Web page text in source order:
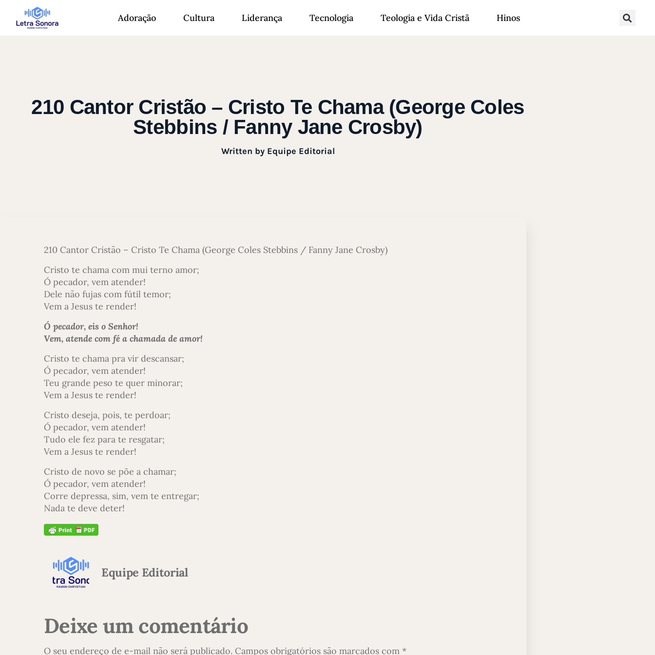
Adoração Cultura Liderança Tecnologia Teologia e Vida Cristã Hinos
210 Cantor Cristão – Cristo Te Chama (George Coles
Stebbins / Fanny Jane Crosby)
Written byEquipe Editorial
210 Cantor Cristão – Cristo Te Chama (George Coles Stebbins / Fanny Jane Crosby)
Cristo te chama com mui terno amor;
Ó pecador, vem atender!
Dele não fujas com fútil temor;
Vem a Jesus te render!
Ó pecador, eis o Senhor!
Vem, atende com fé a chamada de amor!
Cristo te chama pra vir descansar;
Ó pecador, vem atender!
Teu grande peso te quer minorar;
Vem a Jesus te render!
Cristo deseja, pois, te perdoar;
Ó pecador, vem atender!
Tudo ele fez para te resgatar;
Vem a Jesus te render!
Cristo de novo se põe a chamar;
Ó pecador, vem atender!
Corre depressa, sim, vem te entregar;
Nada te deve deter!
Equipe Editorial
Deixe um comentário
O seu endereço de e-mail não será publicado. Campos obrigatórios são marcados com *